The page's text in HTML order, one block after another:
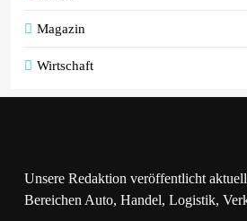
Magazin
Wirtschaft
Unsere Redaktion veröffentlicht
Bereichen Auto, Handel, Logistik,